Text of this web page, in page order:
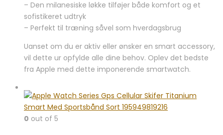
– Den milanesiske løkke tilføjer både komfort og et
sofistikeret udtryk
– Perfekt til træning såvel som hverdagsbrug
Uanset om du er aktiv eller ønsker en smart accessory,
vil dette ur opfylde alle dine behov. Oplev det bedste
fra Apple med dette imponerende smartwatch.
0 out of 5